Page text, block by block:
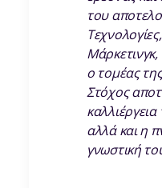
του
ο τομέας
Στόχος
αλλά και η
γνωστική